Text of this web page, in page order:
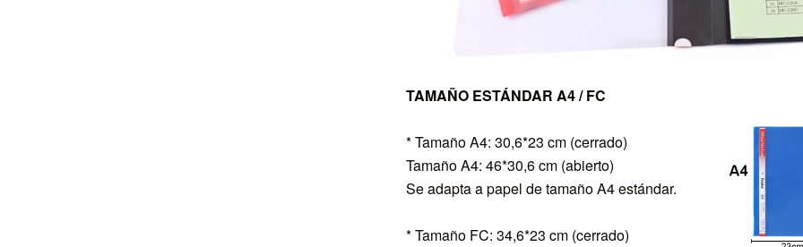
TAMAÑO ESTÁNDAR A4 / FC
* Tamaño A4: 30,6*23 cm (cerrado)
Tamaño A4: 46*30,6 cm (abierto)
Se adapta a papel de tamaño A4 estándar.
* Tamaño FC: 34,6*23 cm (cerrado)